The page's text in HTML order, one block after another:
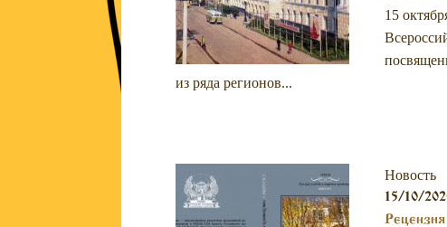
15
из ряда регионов...
Новость
15/10/
Рецензия